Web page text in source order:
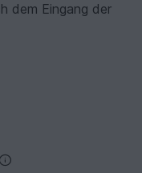
dem Eingang der